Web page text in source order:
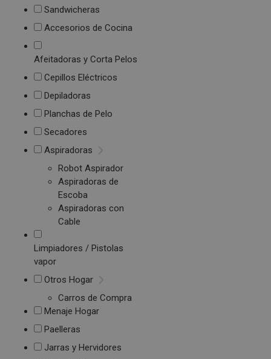
Sandwicheras
Accesorios de Cocina
Afeitadoras y Corta Pelos
Cepillos Eléctricos
Depiladoras
Planchas de Pelo
Secadores
Aspiradoras
Robot Aspirador
Aspiradoras de
Escoba
Aspiradoras con
Cable
Limpiadores / Pistolas
vapor
Otros Hogar
Carros de Compra
Menaje Hogar
Paelleras
Jarras y Hervidores